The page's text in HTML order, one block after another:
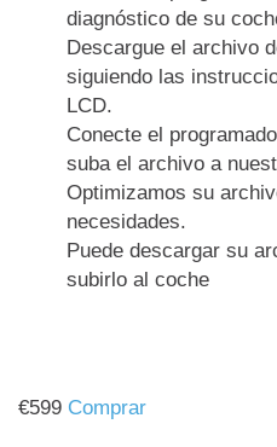
diagnóstico de su
Descargue el archivo
siguiendo las
LCD.
Conecte el
suba el archivo a
Optimizamos su
necesidades.
Puede descargar su
subirlo al coche
€599 Comprar